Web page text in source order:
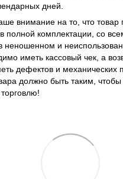
дней.
внимание на то, что товар
полной комплектации, со
неношенном и
иметь кассовый чек, а
дефектов и механических
должно быть таким,